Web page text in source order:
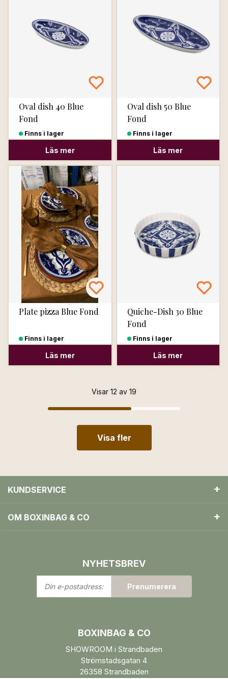
Oval dish 40 Blue
Fond
Finns i lager
Läs mer
Oval dish 50 Blue
Fond
Finns i lager
Läs mer
Plate pizza Blue Fond
Finns i lager
Läs mer
Quiche-Dish 30 Blue
Fond
Finns i lager
Läs mer
Visar 12 av 19
Visa fler
KUNDSERVICE
OM BOXINBAG & CO
NYHETSBREV
Din
e-
Prenumerera
BOXINBAG & CO
SHOWROOM i Strandbaden
Strömstadsgatan 4
26358 Strandbaden